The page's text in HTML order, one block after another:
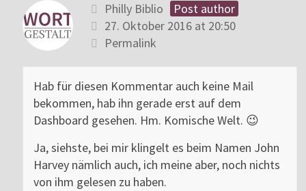
Philly Biblio
Post author
27. Oktober 2016 at 20:50
Permalink
Hab für diesen Kommentar auch keine Mail
bekommen, hab ihn gerade erst auf dem
Dashboard gesehen. Hm. Komische Welt. 😉
Ja, siehste, bei mir klingelt es beim Namen John
Harvey nämlich auch, ich meine aber, noch nichts
von ihm gelesen zu haben.